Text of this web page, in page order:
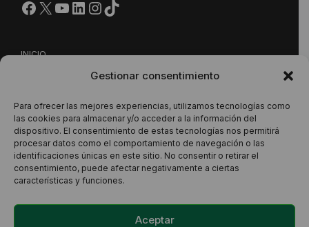
Gestionar consentimiento
Para ofrecer las mejores experiencias, utilizamos tecnologías como
las cookies para almacenar y/o acceder a la información del
dispositivo. El consentimiento de estas tecnologías nos permitirá
procesar datos como el comportamiento de navegación o las
identificaciones únicas en este sitio. No consentir o retirar el
consentimiento, puede afectar negativamente a ciertas
características y funciones.
Aceptar
Facebook
X YouTube
LinkedIn
Instagram
https://www.tiktok.com/
INICIO
NUESTRA PROPUESTA
CONTACTO
Este sitio está protegido por reCAPTCHA y se aplican la
Política de Privacidad y losTérminos del Servicio de Google.